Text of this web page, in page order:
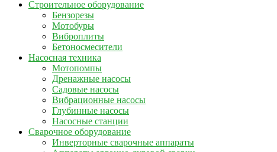
Строительное оборудование
Бензорезы
Мотобуры
Виброплиты
Бетоносмесители
Насосная техника
Мотопомпы
Дренажные насосы
Садовые насосы
Вибрационные насосы
Глубинные насосы
Насосные станции
Сварочное оборудование
Инверторные сварочные аппараты